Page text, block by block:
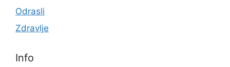
Odrasli
Zdravlje
Info